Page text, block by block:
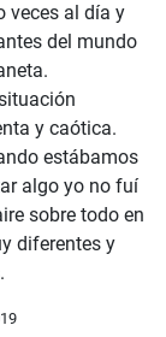
veces al día y
del mundo
y caótica.
estábamos
algo yo no fuí
sobre todo en
diferentes y